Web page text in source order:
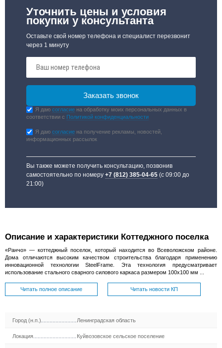
Уточнить цены и условия
покупки у консультанта
Оставьте свой номер телефона и специалист перезвонит
через 1 минуту
Я даюсогласие на обработку моих персональных данных в
соответствии с Политикой конфиденциальности
Я даюсогласие на получение рекламы, новостей,
информационных рассылок
Вы также можете получить консультацию, позвонив
самостоятельно по номеру+7 (812) 385-04-65 (с 09:00 до
21:00)
Описание и характеристики Коттеджного поселка
«Ранчо» — коттеджный поселок, который находится во Всеволожском районе.
Дома отличаются высоким качеством строительства благодаря применению
инновационной технологии SteelFrame. Эта технология предусматривает
использование стального сварного силового каркаса размером 100х100 мм ...
Читать полное описание Читать новости КП
Город (н.п.) Ленинградская область
Локация Куйвозовское сельское поселение